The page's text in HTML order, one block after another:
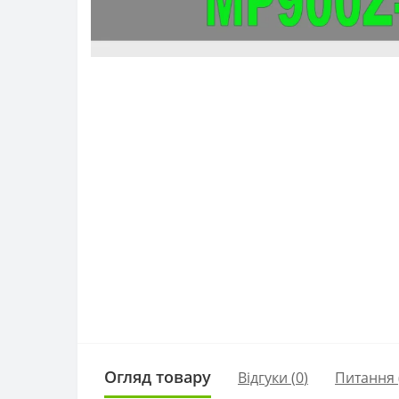
Огляд товару Відгуки (0) Питання